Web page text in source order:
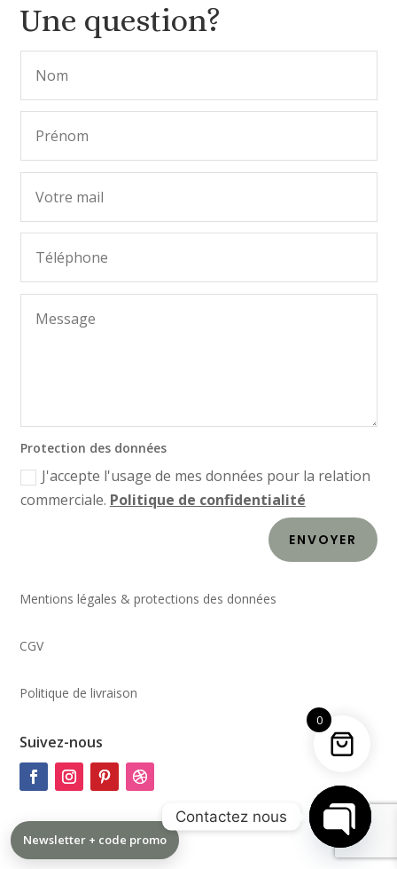
Une question?
Protection des données
J'accepte l'usage de mes données pour la relation
commerciale. Politique de confidentialité
ENVOYER
Mentions légales & protections des données
CGV
Politique de livraison
Suivez-nous
Newsletter + code promo
0
Contactez nous